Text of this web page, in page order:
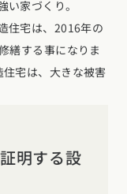
家づくり。
住宅は、2016年の
繕する事になりま
宅は、大きな被害
明する設